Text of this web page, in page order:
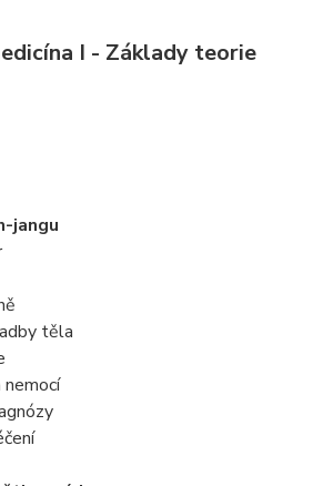
I - Základy teorie
jangu
těla